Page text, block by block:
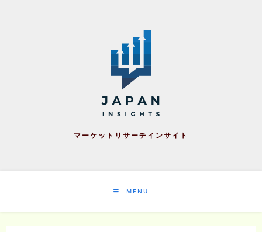
マーケットリサーチインサイト
MENU